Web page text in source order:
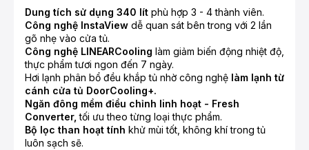
Dung tích sử dụng 340 lít phù hợp 3 - 4 thành viên.
Công nghệ InstaView dễ quan sát bên trong với 2 lần
gõ nhẹ vào cửa tủ.
Công nghệ LINEARCooling làm giảm biến động nhiệt độ,
thực phẩm tươi ngon đến 7 ngày.
Hơi lạnh phân bổ đều khắp tủ nhờ công nghệ làm lạnh từ
cánh cửa tủ DoorCooling+.
Ngăn đông mềm điều chỉnh linh hoạt - Fresh
Converter,tối ưu theo từng loại thực phẩm.
Bộ lọc than hoạt tính khử mùi tốt, không khí trong tủ
luôn sạch sẽ.